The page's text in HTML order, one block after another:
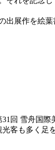
展作を絵
回 雪舟国
客も多く足